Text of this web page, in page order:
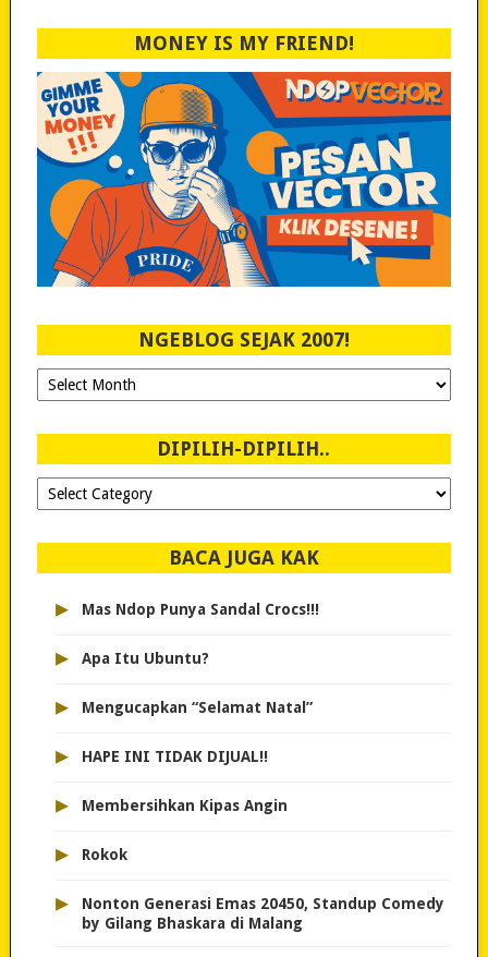
MONEY IS MY FRIEND!
NGEBLOG SEJAK 2007!
Ngeblog
Sejak
DIPILIH-DIPILIH..
Dipilih-
dipilih..
BACA JUGA KAK
▸ Mas Ndop Punya Sandal Crocs!!!
▸ Apa Itu Ubuntu?
▸ Mengucapkan “Selamat Natal”
▸ HAPE INI TIDAK DIJUAL!!
▸ Membersihkan Kipas Angin
▸ Rokok
▸
Nonton Generasi Emas 20450, Standup Comedy
by Gilang Bhaskara di Malang